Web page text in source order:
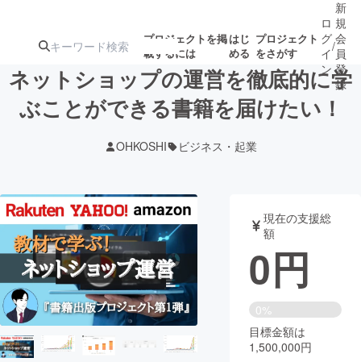
プロジェクトを掲
載するには
はじ
める
プロジェクト
をさがす
ジェクト
募集終了が近いプ
ロジェクト
アート・写真 音楽
テクノロジー・ガジェット ゲーム・サ
映像・映画 書籍・雑誌
ビジネス・起業 チャレンジ
ロ
グ
イ
ン
/
新
規
会
員
登
録
ネットショップの運営を徹底的に学
ぶことができる書籍を届けたい！
OHKOSHI ビジネス・起業
現在の支援総
額
0円
0%
目標金額は
1,500,000円